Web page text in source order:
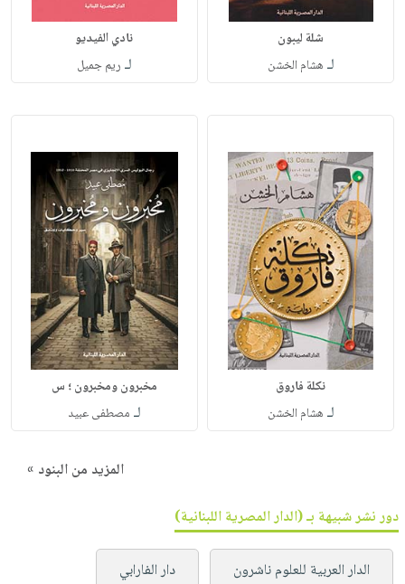
شلة ليبون
لـ هشام الخشن
نادي الفيديو
لـ ريم جميل
نكلة فاروق
لـ هشام الخشن
مخبرون ومخبرون ؛ س
لـ مصطفى عبيد
المزيد من البنود »
دور نشر شبيهة بـ (الدار المصرية اللبنانية)
الدار العربية للعلوم ناشرون دار الفارابي